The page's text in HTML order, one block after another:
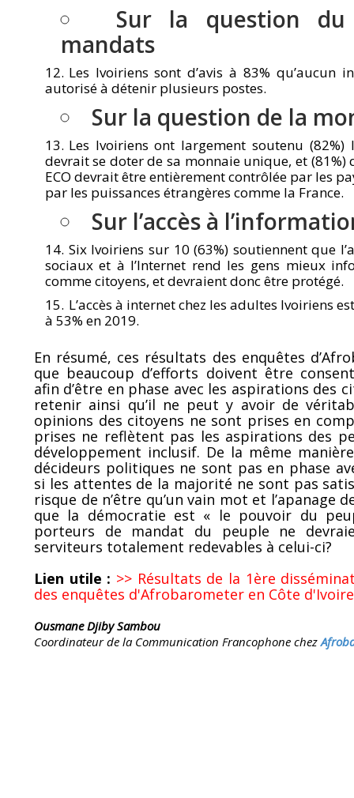
Sur la question
mandats
Les Ivoiriens sont d’avis à 83% qu’aucun
autorisé à détenir plusieurs postes.
Sur la question de la
Les Ivoiriens ont largement soutenu (82%)
devrait se doter de sa monnaie unique, et
ECO devrait être entièrement contrôlée par les
par les puissances étrangères comme la France.
Sur l’accès à
Six Ivoiriens sur 10 (63%) soutiennent que
sociaux et à l’Internet rend les gens mieux
comme citoyens, et devraient donc être protégé.
L’accès à internet chez les adultes Ivoiriens
à 53% en 2019.
En résumé, ces résultats des enquêtes
que beaucoup d’efforts doivent être
afin d’être en phase avec les aspirations des
retenir ainsi qu’il ne peut y avoir de
opinions des citoyens ne sont prises en
prises ne reflètent pas les aspirations des
développement inclusif. De la même
décideurs politiques ne sont pas en phase
si les attentes de la majorité ne sont pas
risque de n’être qu’un vain mot et l’apanage
que la démocratie est « le pouvoir du
porteurs de mandat du peuple ne
serviteurs totalement redevables à celui-ci?
Lien utile : >> Résultats de la 1ère
des enquêtes d'Afrobarometer en Côte
Ousmane Djiby Sambou
Coordinateur de la Communication Francophone chez